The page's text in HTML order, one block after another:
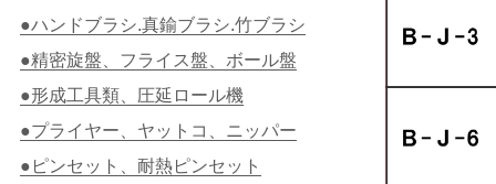
●ハンドブラシ.真鍮ブラシ.竹ブラシ
●精密旋盤、フライス盤、ボール盤
●形成工具類、圧延ロール機
●プライヤー、ヤットコ、ニッパー
●ピンセット、耐熱ピンセット